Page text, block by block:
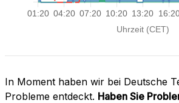
In Moment haben wir bei Deutsche
Probleme entdeckt. Haben Sie